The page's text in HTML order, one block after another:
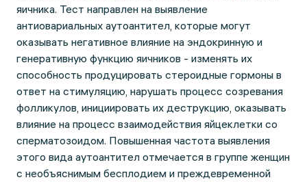
яичника. Тест направлен на выявление
антиовариальных аутоантител, которые могут
оказывать негативное влияние на эндокринную и
генеративную функцию яичников - изменять их
способность продуцировать стероидные гормоны в
ответ на стимуляцию, нарушать процесс созревания
фолликулов, инициировать их деструкцию, оказывать
влияние на процесс взаимодействия яйцеклетки со
сперматозоидом. Повышенная частота выявления
этого вида аутоантител отмечается в группе женщин
с необъяснимым бесплодием и преждевременной